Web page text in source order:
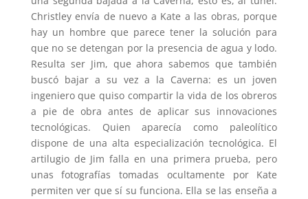
Christley envía de nuevo a Kate a las obras, porque
hay un hombre que parece tener la solución para
que no se detengan por la presencia de agua y lodo.
Resulta ser Jim, que ahora sabemos que también
buscó bajar a su vez a la Caverna: es un joven
ingeniero que quiso compartir la vida de los obreros
a pie de obra antes de aplicar sus innovaciones
tecnológicas. Quien aparecía como paleolítico
dispone de una alta especialización tecnológica. El
artilugio de Jim falla en una primera prueba, pero
unas fotografías tomadas ocultamente por Kate
permiten ver que sí su funciona. Ella se las enseña a